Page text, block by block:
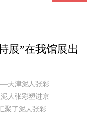
展”在我馆展出
天津泥人张彩
人张彩塑进京
聚了泥人张彩